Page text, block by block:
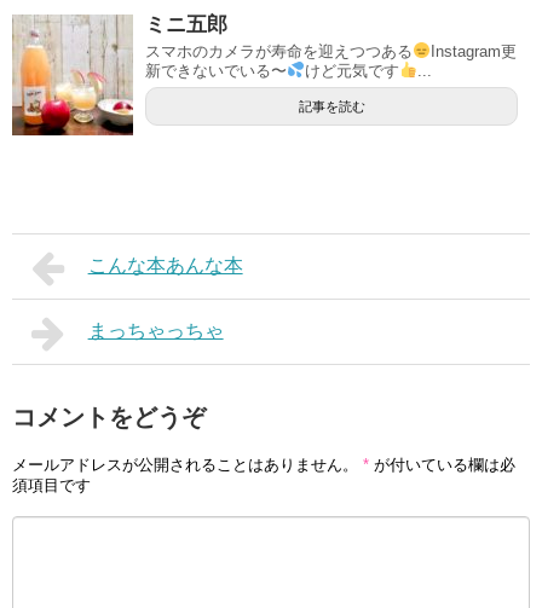
ミニ五郎
スマホのカメラが寿命を迎えつつある
Instagram更
新できないでいる〜
けど元気です ...
記事を読む
こんな本あんな本
まっちゃっちゃ
コメントをどうぞ
メールアドレスが公開されることはありません。 * が付いている欄は必
須項目です